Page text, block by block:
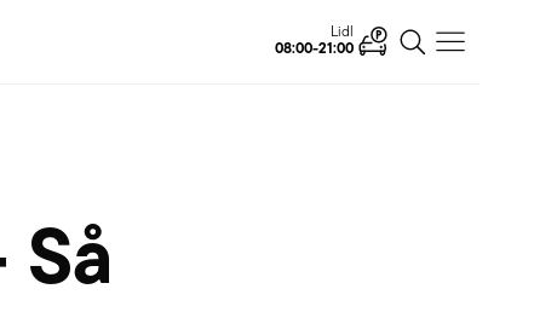
Ahlsell
Öffnet